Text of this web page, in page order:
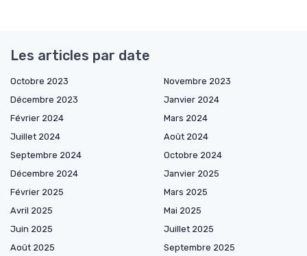
Les articles par date
Octobre 2023
Novembre 2023
Décembre 2023
Janvier 2024
Février 2024
Mars 2024
Juillet 2024
Août 2024
Septembre 2024
Octobre 2024
Décembre 2024
Janvier 2025
Février 2025
Mars 2025
Avril 2025
Mai 2025
Juin 2025
Juillet 2025
Août 2025
Septembre 2025